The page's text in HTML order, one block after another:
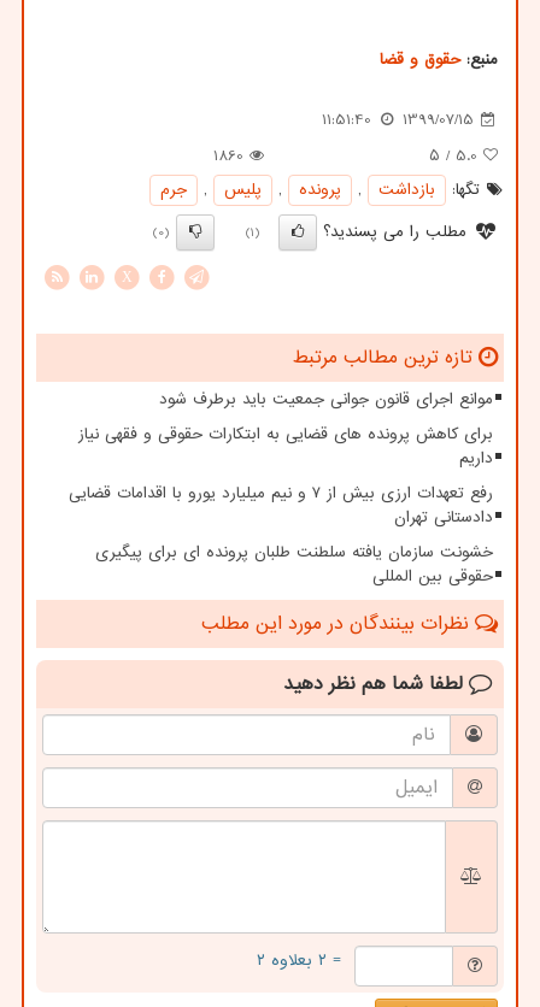
منبع:حقوق و قضا
1399/07/15
11:51:40
5.0 / ۵
1860
تگها:
بازداشت , پرونده , پلیس ,
جرم
مطلب را می پسندید؟
(1)
(0)
X
تازه ترین مطالب مرتبط
موانع اجرای قانون جوانی جمعیت باید برطرف شود
برای کاهش پرونده های قضایی به ابتکارات حقوقی و فقهی نیاز
داریم
رفع تعهدات ارزی بیش از ۷ و نیم میلیارد یورو با اقدامات قضایی
دادستانی تهران
خشونت سازمان یافته سلطنت طلبان پرونده ای برای پیگیری
حقوقی بین المللی
نظرات بینندگان در مورد این مطلب
لطفا شما هم نظر دهید
= ۲ بعلاوه ۲